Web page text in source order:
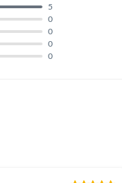
0
0
0
0
5